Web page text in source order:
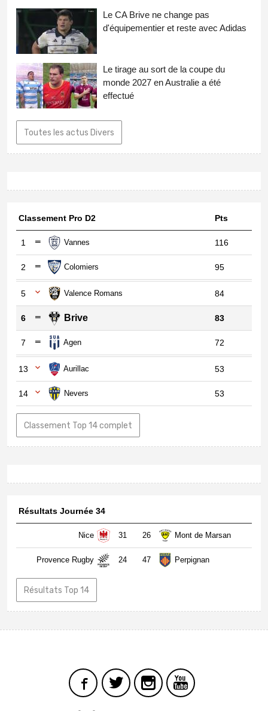
Le CA Brive ne change pas
d'équipementier et reste avec Adidas
Le tirage au sort de la coupe du
monde 2027 en Australie a été
effectué
Toutes les actus Divers
Classement Pro D2 Pts
1 Vannes 116
2 Colomiers 95
5 Valence Romans 84
6 Brive 83
7 Agen 72
13 Aurillac 53
14 Nevers 53
Classement Top 14 complet
Résultats Journée 34
Nice 31 26 Mont de Marsan
Provence Rugby 24 47 Perpignan
Résultats Top 14